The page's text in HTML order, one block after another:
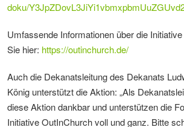
doku/
Umfassende Informationen über die
Sie hier: https://outinchurch.de/
Auch die Dekanatsleitung des Dekanats
König unterstützt die Aktion: „Als
diese Aktion dankbar und unterstützen die
Initiative OutInChurch voll und ganz. Bitte